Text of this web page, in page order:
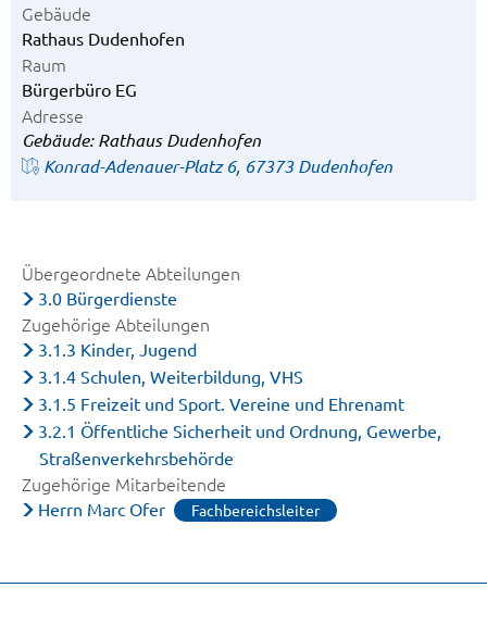
Gebäude
Rathaus Dudenhofen
Raum
Bürgerbüro EG
Adresse
Gebäude: Rathaus Dudenhofen
Konrad-Adenauer-Platz 6, 67373 Dudenhofen
Übergeordnete Abteilungen
3.0 Bürgerdienste
Zugehörige Abteilungen
3.1.3 Kinder, Jugend
3.1.4 Schulen, Weiterbildung, VHS
3.1.5 Freizeit und Sport. Vereine und Ehrenamt
3.2.1 Öffentliche Sicherheit und Ordnung, Gewerbe,
Straßenverkehrsbehörde
Zugehörige Mitarbeitende
Herrn Marc Ofer Fachbereichsleiter